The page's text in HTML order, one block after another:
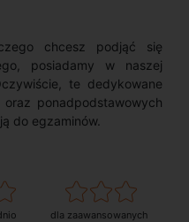
chcesz podjąć się
posiadamy w naszej
te dedykowane
ponadpodstawowych
do egzaminów.
dla zaawansowanych